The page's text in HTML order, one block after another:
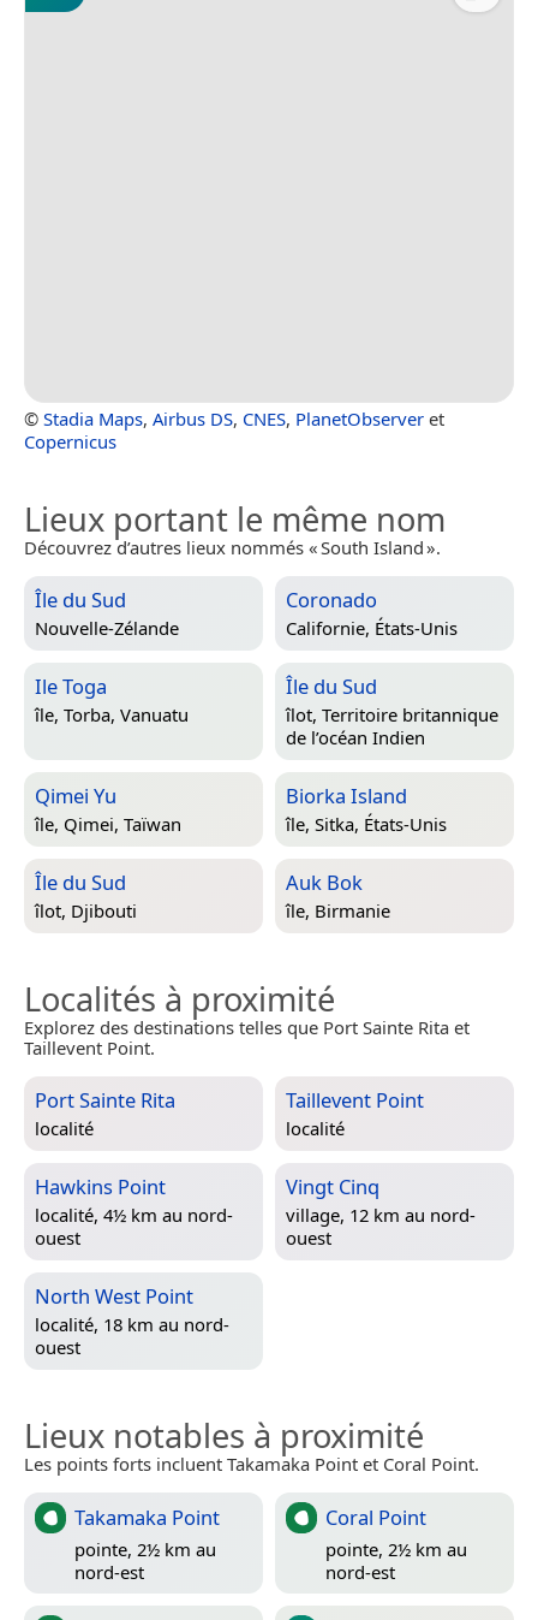
© Stadia Maps, Airbus DS, CNES, PlanetObserver et
Copernicus
Lieux portant le même nom
Découvrez d’autres lieux nommés « South Island ».
Île du Sud
Nouvelle-Zélande
Coronado
Californie, États-Unis
Ile Toga
île, Torba, Vanuatu
Île du Sud
îlot, Territoire britannique
de l’océan Indien
Qimei Yu
île, Qimei, Taïwan
Biorka Island
île, Sitka, États-Unis
Île du Sud
îlot, Djibouti
Auk Bok
île, Birmanie
Localités à proximité
Explorez des destinations telles que Port Sainte Rita et
Taillevent Point.
Port Sainte Rita
localité
Taillevent Point
localité
Hawkins Point
localité, 4½ km au nord-
ouest
Vingt Cinq
village, 12 km au nord-
ouest
North West Point
localité, 18 km au nord-
ouest
Lieux notables à proximité
Les points forts incluent Takamaka Point et Coral Point.
Takamaka Point
pointe, 2½ km au
nord-est
Coral Point
pointe, 2½ km au
nord-est